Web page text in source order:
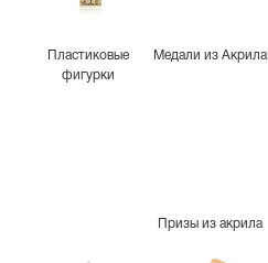
Пластиковые
фигурки
Медали из Акрила
Призы из акрила